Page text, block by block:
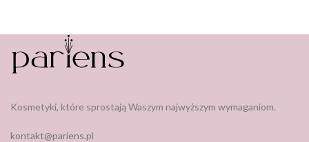
Kosmetyki, które sprostają Waszym najwyższym wymaganiom.
kontakt@pariens.pl